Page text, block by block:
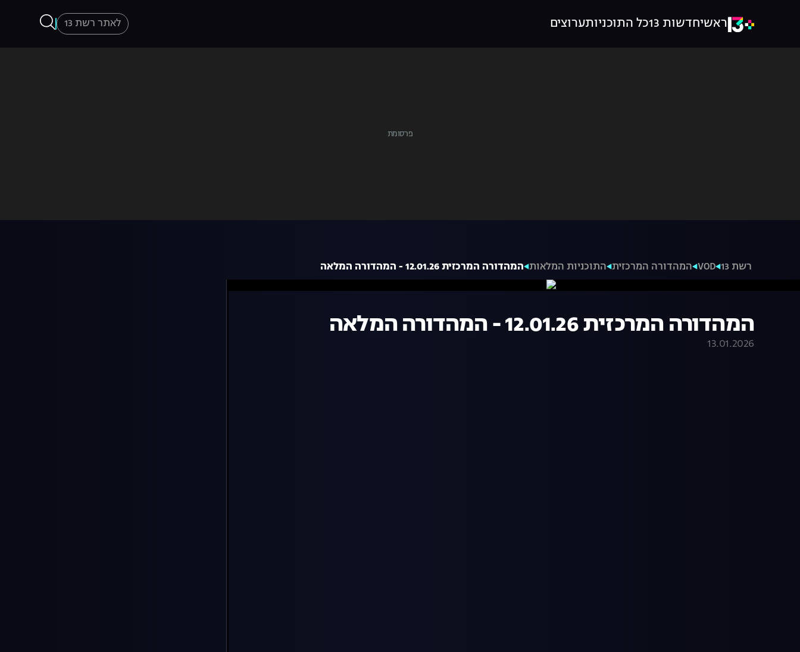
ראשיחדשות 13 כל התוכניותערוצים לאתר רשת 13
רשת 13 VOD המהדורה המרכזית התוכניות המלאות המהדורה המרכזית 12.01.26 - המהדורה המלאה
המהדורה המרכזית 12.01.26 - המהדורה המלאה
13.01.2026